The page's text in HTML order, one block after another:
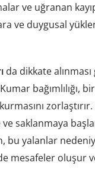
ve uğranan
ve duygusal
da dikkate
Kumar bağımlılığı,
zorlaştırır.
saklanmaya
bu yalanlar
mesafeler oluşur